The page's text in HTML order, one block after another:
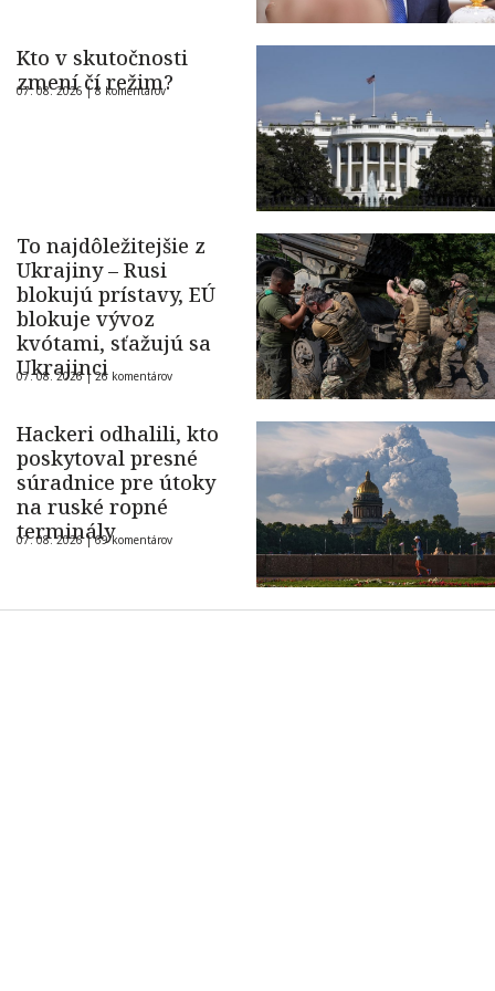
Kto v skutočnosti
zmení čí režim?
07. 08. 2026 |8 komentárov
To najdôležitejšie z
Ukrajiny – Rusi
blokujú prístavy, EÚ
blokuje vývoz
kvótami, sťažujú sa
Ukrajinci
07. 08. 2026 |26 komentárov
Hackeri odhalili, kto
poskytoval presné
súradnice pre útoky
na ruské ropné
terminály
07. 08. 2026 |69 komentárov